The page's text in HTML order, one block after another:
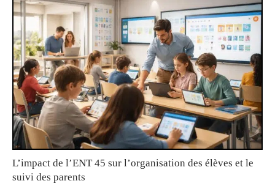
L’impact de l’ENT 45 sur l’organisation des élèves et le
suivi des parents